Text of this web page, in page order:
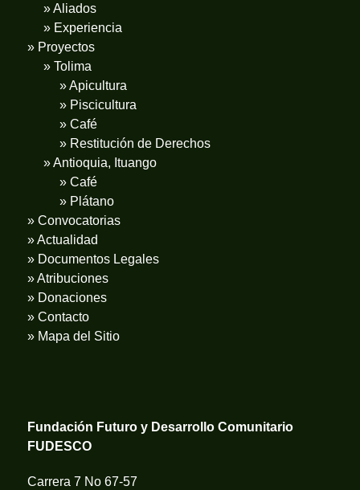
» Aliados
» Experiencia
» Proyectos
» Tolima
» Apicultura
» Piscicultura
» Café
» Restitución de Derechos
» Antioquia, Ituango
» Café
» Plátano
» Convocatorias
» Actualidad
» Documentos Legales
» Atribuciones
» Donaciones
» Contacto
» Mapa del Sitio
Fundación Futuro y Desarrollo Comunitario
FUDESCO
Carrera 7 No 67-57